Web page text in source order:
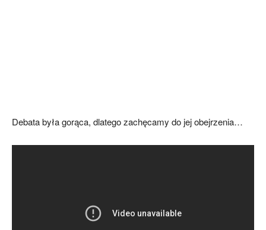
Debata była gorąca, dlatego zachęcamy do jej obejrzenia…